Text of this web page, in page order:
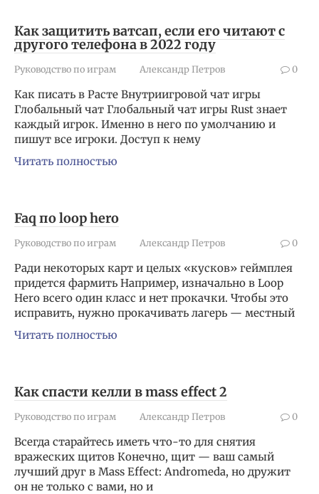
Как защитить ватсап, если его читают с
другого телефона в 2022 году
Руководство по играм Александр Петров 0
Как писать в Расте Внутриигровой чат игры
Глобальный чат Глобальный чат игры Rust знает
каждый игрок. Именно в него по умолчанию и
пишут все игроки. Доступ к нему
Читать полностью
Faq по loop hero
Руководство по играм Александр Петров 0
Ради некоторых карт и целых «кусков» геймплея
придется фармить Например, изначально в Loop
Hero всего один класс и нет прокачки. Чтобы это
исправить, нужно прокачивать лагерь — местный
Читать полностью
Как спасти келли в mass effect 2
Руководство по играм Александр Петров 0
Всегда старайтесь иметь что-то для снятия
вражеских щитов Конечно, щит — ваш самый
лучший друг в Mass Effect: Andromeda, но дружит
он не только с вами, но и